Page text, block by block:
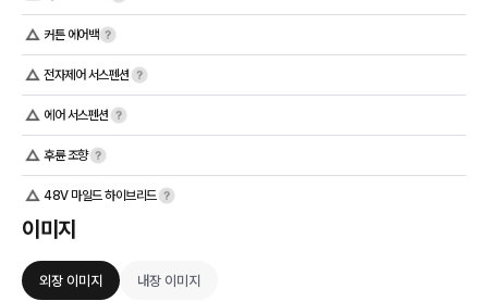
커튼 에어백
전자제어 서스펜션
에어 서스펜션
후륜 조향
48V 마일드 하이브리드
이미지
외장 이미지 내장 이미지